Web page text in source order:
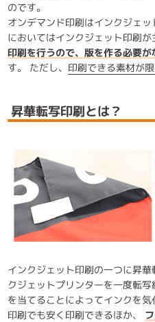
のです。
オンデマンド印刷はインクジェ
においてはインクジェット印刷が
印刷を行うので、版を作る必要
す。 ただし、 印刷できる素材が
昇華転写印刷とは？
インクジェット印刷の一つに昇
クジェットプリンターを一度転
を当てることによってインクを
印刷でも安く印刷できるほか、